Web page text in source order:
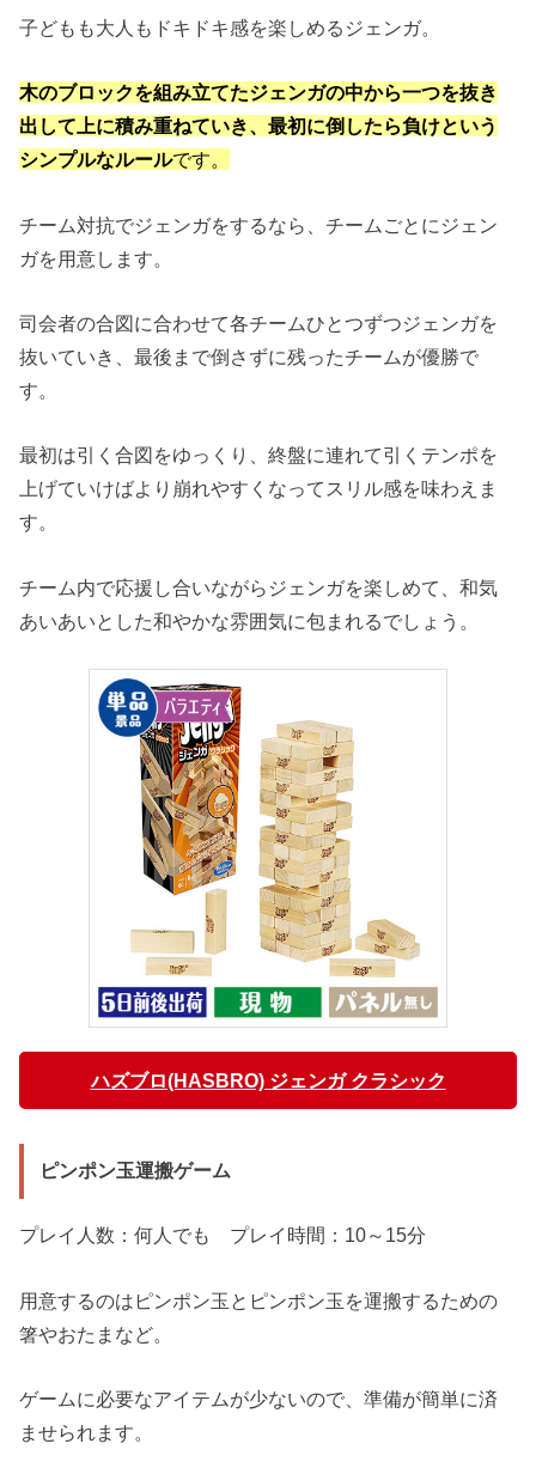
子どもも大人もドキドキ感を楽しめるジェンガ。
木のブロックを組み立てたジェンガの中から一つを抜き
出して上に積み重ねていき、最初に倒したら負けという
シンプルなルールです。
チーム対抗でジェンガをするなら、チームごとにジェン
ガを用意します。
司会者の合図に合わせて各チームひとつずつジェンガを
抜いていき、最後まで倒さずに残ったチームが優勝で
す。
最初は引く合図をゆっくり、終盤に連れて引くテンポを
上げていけばより崩れやすくなってスリル感を味わえま
す。
チーム内で応援し合いながらジェンガを楽しめて、和気
あいあいとした和やかな雰囲気に包まれるでしょう。
ハズブロ(HASBRO) ジェンガ クラシック
ピンポン玉運搬ゲーム
プレイ人数：何人でも プレイ時間：10～15分
用意するのはピンポン玉とピンポン玉を運搬するための
箸やおたまなど。
ゲームに必要なアイテムが少ないので、準備が簡単に済
ませられます。